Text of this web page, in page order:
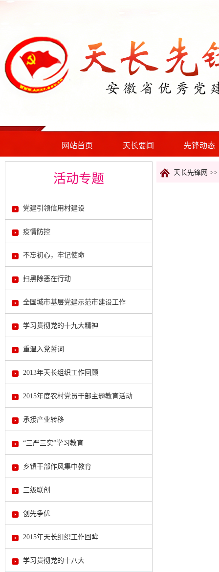
网站首页 天长要闻 先锋动态
活动专题
党建引领信用村建设
疫情防控
不忘初心，牢记使命
扫黑除恶在行动
全国城市基层党建示范市建设工作
学习贯彻党的十九大精神
重温入党誓词
2013年天长组织工作回顾
2015年度农村党员干部主题教育活动
承接产业转移
“三严三实”学习教育
乡镇干部作风集中教育
三级联创
创先争优
2015年天长组织工作回眸
学习贯彻党的十八大
天长先锋网 >>